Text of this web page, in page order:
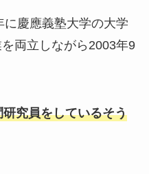
慶應義塾大学の大学
両立しながら2003年9
究員をしているそう